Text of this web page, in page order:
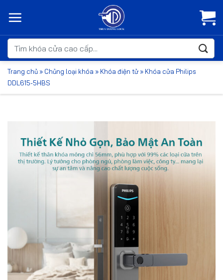
qua
dungTìm
kiếm:
Trang chủ » Chủng loại khóa » Khóa điện tử » Khóa cửa Philips
DDL615-5HBS